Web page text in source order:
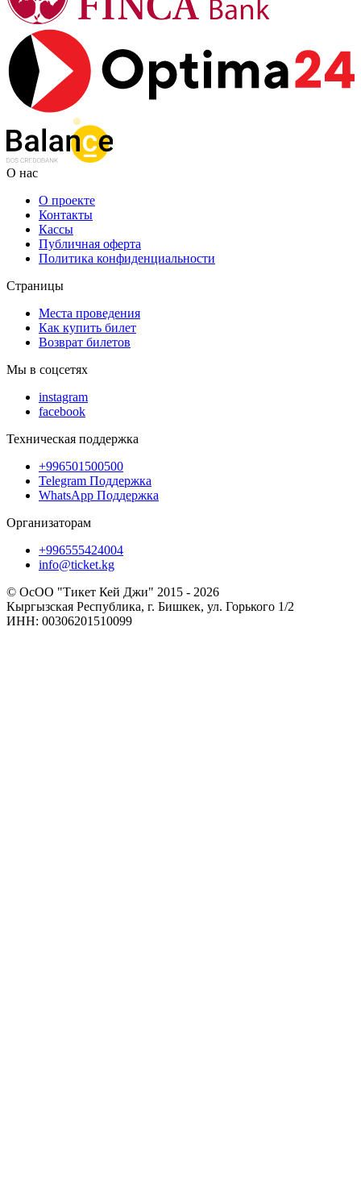
О нас
О проекте
Контакты
Кассы
Публичная оферта
Политика конфиденциальности
Страницы
Места проведения
Как купить билет
Возврат билетов
Мы в соцсетях
instagram
facebook
Техническая поддержка
+996501500500
Telegram Поддержка
WhatsApp Поддержка
Организаторам
+996555424004
info@ticket.kg
© ОсОО "Тикет Кей Джи" 2015 - 2026
Кыргызская Республика, г. Бишкек, ул. Горького 1/2
ИНН: 00306201510099